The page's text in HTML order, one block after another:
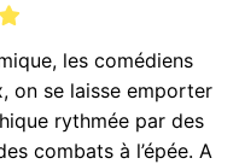
les comédiens
on se laisse emporter
rythmée par des
combats à l’épée. A